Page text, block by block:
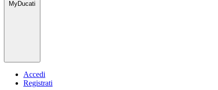
MyDucati
Accedi
Registrati